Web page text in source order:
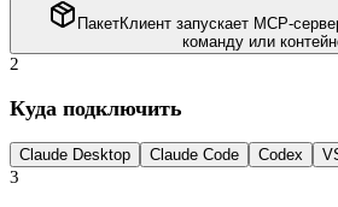
ПакетКлиент запускает MCP-
команду или
2
Куда подключить
Claude Desktop Claude Code Codex
3